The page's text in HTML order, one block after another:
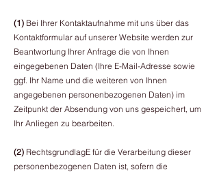
(1) Bei Ihrer Kontaktaufnahme mit uns über das
Kontaktformular auf unserer Website werden zur
Beantwortung Ihrer Anfrage die von Ihnen
eingegebenen Daten (Ihre E-Mail-Adresse sowie
ggf. Ihr Name und die weiteren von Ihnen
angegebenen personenbezogenen Daten) im
Zeitpunkt der Absendung von uns gespeichert, um
Ihr Anliegen zu bearbeiten.
(2) RechtsgrundlagE für die Verarbeitung dieser
personenbezogenen Daten ist, sofern die